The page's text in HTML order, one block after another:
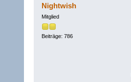
Nightwish
Mitglied
Beiträge: 786